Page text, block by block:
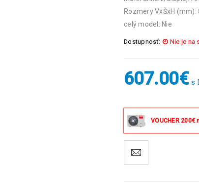
Rozmery VxŠxH
celý model: Nie
Dostupnosť: Nie je na
607.00€ s
VOUCHER